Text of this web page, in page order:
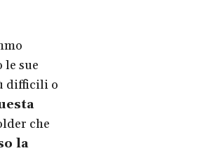
sue
difficili o
che
la